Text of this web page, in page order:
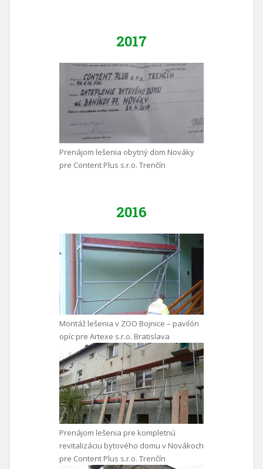
2017
Prenájom lešenia obytný dom Nováky
pre Content Plus s.r.o. Trenčín
2016
Montáž lešenia v ZOO Bojnice – pavilón
opíc pre Artexe s.r.o. Bratislava
Prenájom lešenia pre kompletnú
revitalizáciu bytového domu v Novákoch
pre Content Plus s.r.o. Trenčín